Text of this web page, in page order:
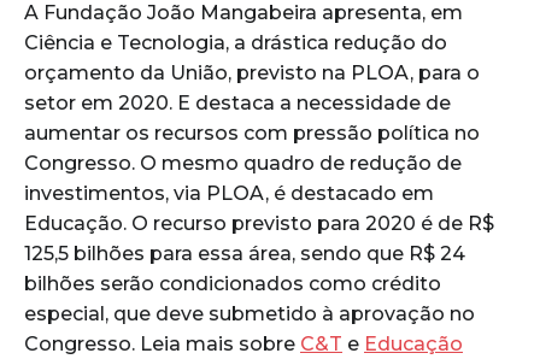
A Fundação João Mangabeira apresenta, em
Ciência e Tecnologia, a drástica redução do
orçamento da União, previsto na PLOA, para o
setor em 2020. E destaca a necessidade de
aumentar os recursos com pressão política no
Congresso. O mesmo quadro de redução de
investimentos, via PLOA, é destacado em
Educação. O recurso previsto para 2020 é de R$
125,5 bilhões para essa área, sendo que R$ 24
bilhões serão condicionados como crédito
especial, que deve submetido à aprovação no
Congresso. Leia mais sobre C&T e Educação